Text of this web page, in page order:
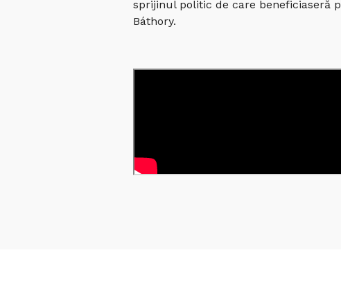
sprijinul politic de care beneficiaseră
Báthory.